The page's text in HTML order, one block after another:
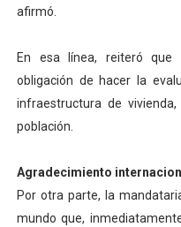
afirmó.
En esa línea, reiteró
obligación de hacer la
infraestructura de
población.
Agradecimiento
Por otra parte, la
mundo que,